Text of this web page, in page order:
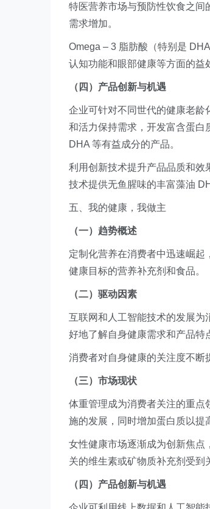
特医营养市场与预防性饮食之间
需求增加。
Omega – 3 脂肪酸（特别是
认知功能和眼部健康等方面的益
（四）产品创新与机遇
企业可针对不同世代的健康老龄
和活力保持需求，开发富含蛋白
DHA 等有益成分的产品。
利用创新技术提升产品品质和
技术提供无鱼腥味的丰富藻油
五、我的健康，我做主
（一）趋势概述
定制化营养在消费者中迅速崛
健康目标的营养补充剂和食品。
（二）驱动因素
互联网和人工智能技术的发展为
好地了解自身健康需求和产品特
消费者对自身健康的关注度不断
（三）市场现状
体重管理成为消费者关注的重点
施的发展，同时增加蛋白质以提
女性健康市场逐渐成为创新焦点
关的维生素或矿物质补充剂受到
（四）产品创新与机遇